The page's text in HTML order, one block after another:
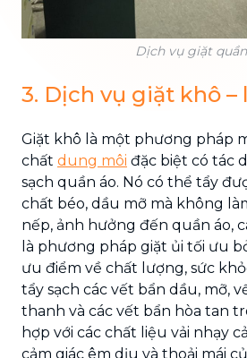
Dịch vụ giặt
3. Dịch vụ giặt khô –
Giặt khô là một phương pháp
chất dung môi đặc biệt có tác
sạch quần áo. Nó có thể tẩy
chất béo, dầu mỡ mà không
nếp, ảnh hưởng đến quần áo,
là phương pháp giặt ủi tối ưu
ưu điểm về chất lượng, sức
tẩy sạch các vết bẩn dầu, mỡ,
thanh và các vết bẩn hòa tan
hợp với các chất liệu vải nhạy
cảm giác êm dịu và thoải mái